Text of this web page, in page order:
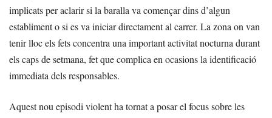
implicats per aclarir si la baralla va començar dins d’algun
establiment o si es va iniciar directament al carrer. La zona on van
tenir lloc els fets concentra una important activitat nocturna durant
els caps de setmana, fet que complica en ocasions la identificació
immediata dels responsables.
Aquest nou episodi violent ha tornat a posar el focus sobre les